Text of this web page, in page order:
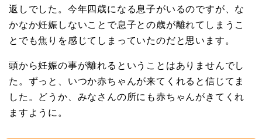
返しでした。今年四歳になる息子がいるのですが、な
かなか妊娠しないことで息子との歳が離れてしまうこ
とでも焦りを感じてしまっていたのだと思います。
頭から妊娠の事が離れるということはありませんでし
た。ずっと、いつか赤ちゃんが来てくれると信じてま
した。どうか、みなさんの所にも赤ちゃんがきてくれ
ますように。